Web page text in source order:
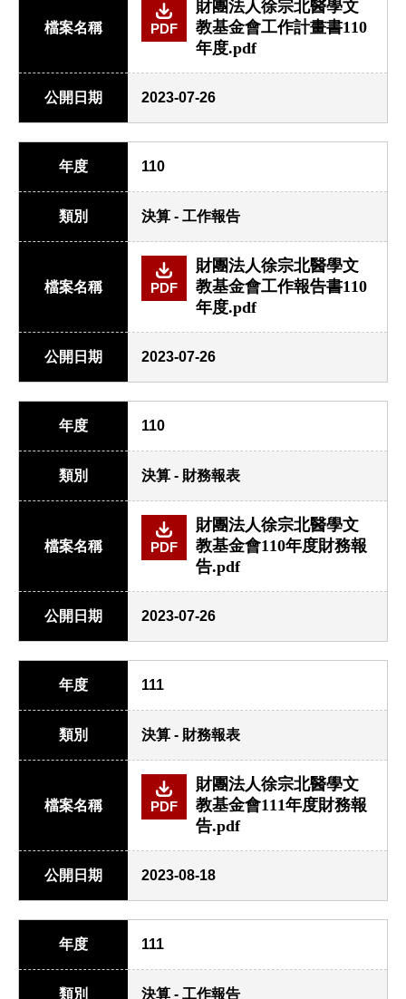
檔案名稱 PDF
財團法人徐宗北醫學文
教基金會工作計畫書110
年度.pdf
公開日期 2023-07-26
年度 110
類別 決算 - 工作報告
檔案名稱 PDF
財團法人徐宗北醫學文
教基金會工作報告書110
年度.pdf
公開日期 2023-07-26
年度 110
類別 決算 - 財務報表
檔案名稱 PDF
財團法人徐宗北醫學文
教基金會110年度財務報
告.pdf
公開日期 2023-07-26
年度 111
類別 決算 - 財務報表
檔案名稱 PDF
財團法人徐宗北醫學文
教基金會111年度財務報
告.pdf
公開日期 2023-08-18
年度 111
類別 決算 - 工作報告